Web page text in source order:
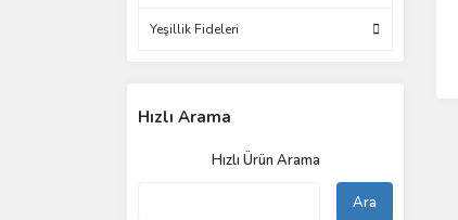
Yeşillik Fideleri
Hızlı Arama
Hızlı Ürün Arama
Ara